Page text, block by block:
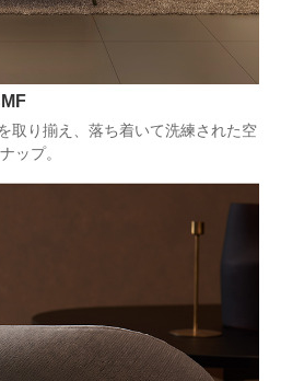
取り揃え、落ち着いて洗練された空
ップ。